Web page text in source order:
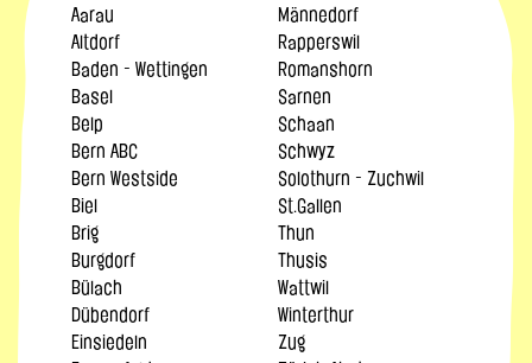
Aarau
Altdorf
Baden - Wettingen
Basel
Belp
Bern ABC
Bern Westside
Biel
Brig
Burgdorf
Bülach
Dübendorf
Einsiedeln
Männedorf
Rapperswil
Romanshorn
Sarnen
Schaan
Schwyz
Solothurn - Zuchwil
St.Gallen
Thun
Thusis
Wattwil
Winterthur
Zug